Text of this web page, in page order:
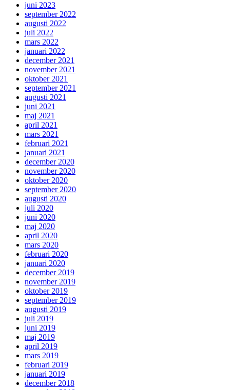
juni 2023
september 2022
augusti 2022
juli 2022
mars 2022
januari 2022
december 2021
november 2021
oktober 2021
september 2021
augusti 2021
juni 2021
maj 2021
april 2021
mars 2021
februari 2021
januari 2021
december 2020
november 2020
oktober 2020
september 2020
augusti 2020
juli 2020
juni 2020
maj 2020
april 2020
mars 2020
februari 2020
januari 2020
december 2019
november 2019
oktober 2019
september 2019
augusti 2019
juli 2019
juni 2019
maj 2019
april 2019
mars 2019
februari 2019
januari 2019
december 2018